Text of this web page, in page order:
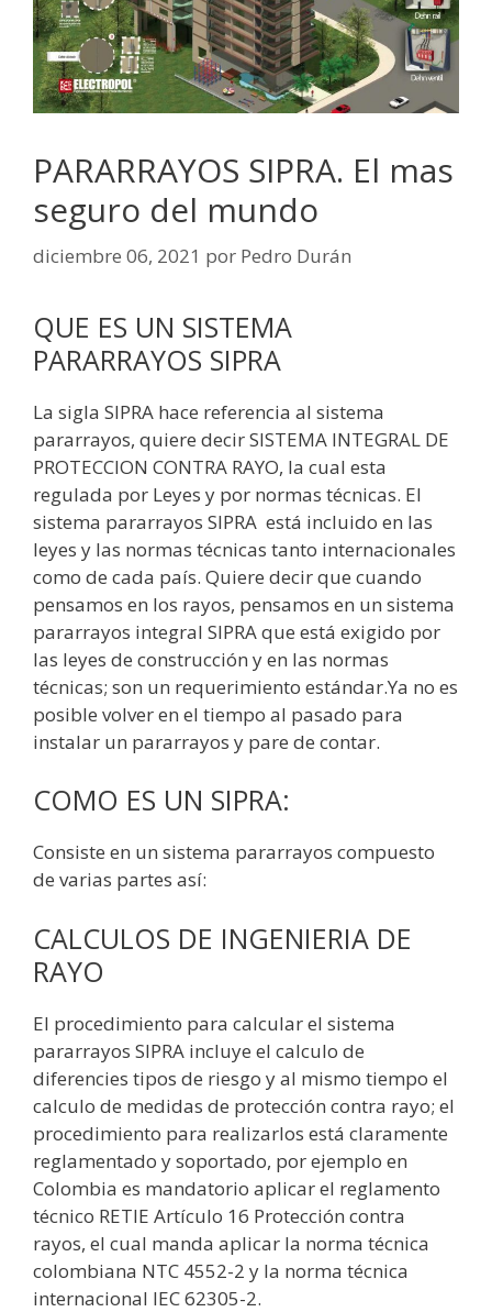
PARARRAYOS SIPRA. El mas
seguro del mundo
diciembre 06, 2021 por Pedro Durán
QUE ES UN SISTEMA
PARARRAYOS SIPRA
La sigla SIPRA hace referencia al sistema
pararrayos, quiere decir SISTEMA INTEGRAL DE
PROTECCION CONTRA RAYO, la cual esta
regulada por Leyes y por normas técnicas. El
sistema pararrayos SIPRA está incluido en las
leyes y las normas técnicas tanto internacionales
como de cada país. Quiere decir que cuando
pensamos en los rayos, pensamos en un sistema
pararrayos integral SIPRA que está exigido por
las leyes de construcción y en las normas
técnicas; son un requerimiento estándar.Ya no es
posible volver en el tiempo al pasado para
instalar un pararrayos y pare de contar.
COMO ES UN SIPRA:
Consiste en un sistema pararrayos compuesto
de varias partes así:
CALCULOS DE INGENIERIA DE
RAYO
El procedimiento para calcular el sistema
pararrayos SIPRA incluye el calculo de
diferencies tipos de riesgo y al mismo tiempo el
calculo de medidas de protección contra rayo; el
procedimiento para realizarlos está claramente
reglamentado y soportado, por ejemplo en
Colombia es mandatorio aplicar el reglamento
técnico RETIE Artículo 16 Protección contra
rayos, el cual manda aplicar la norma técnica
colombiana NTC 4552-2 y la norma técnica
internacional IEC 62305-2.